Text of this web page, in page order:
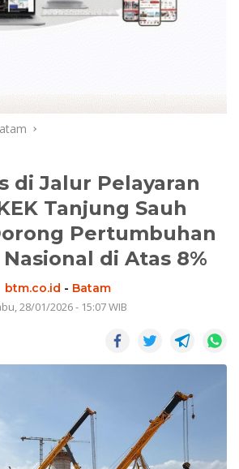
di Jalur Pelayaran
Tanjung Sauh
Pertumbuhan
di Atas 8%
btm.co.id - Batam
28/01/2026 - 15:07 WIB